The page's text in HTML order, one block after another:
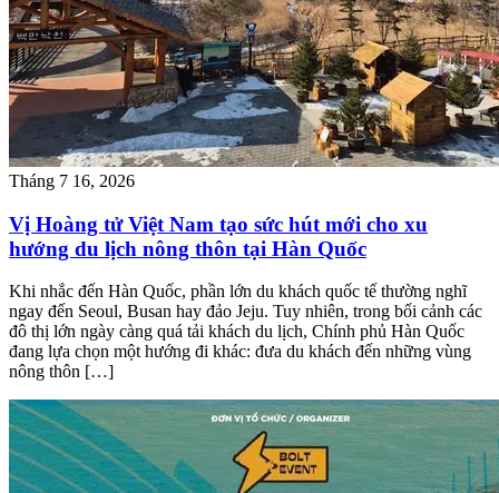
Tháng 7 16, 2026
Vị Hoàng tử Việt Nam tạo sức hút mới cho xu
hướng du lịch nông thôn tại Hàn Quốc
Khi nhắc đến Hàn Quốc, phần lớn du khách quốc tế thường nghĩ
ngay đến Seoul, Busan hay đảo Jeju. Tuy nhiên, trong bối cảnh các
đô thị lớn ngày càng quá tải khách du lịch, Chính phủ Hàn Quốc
đang lựa chọn một hướng đi khác: đưa du khách đến những vùng
nông thôn […]